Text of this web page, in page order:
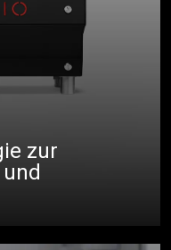
zur